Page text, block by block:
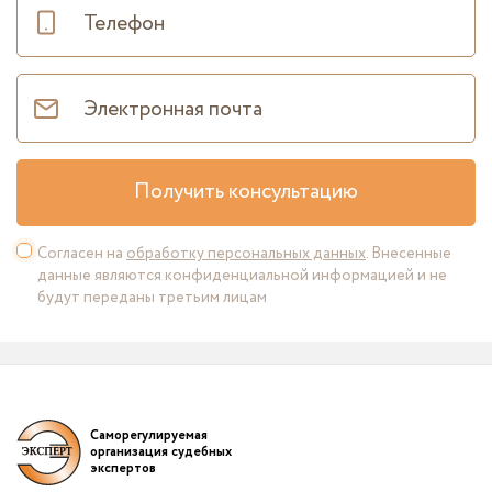
Получить консультацию
Согласен на обработку персональных данных. Внесенные
данные являются конфиденциальной информацией и не
будут переданы третьим лицам
Саморегулируемая
организация судебных
экспертов